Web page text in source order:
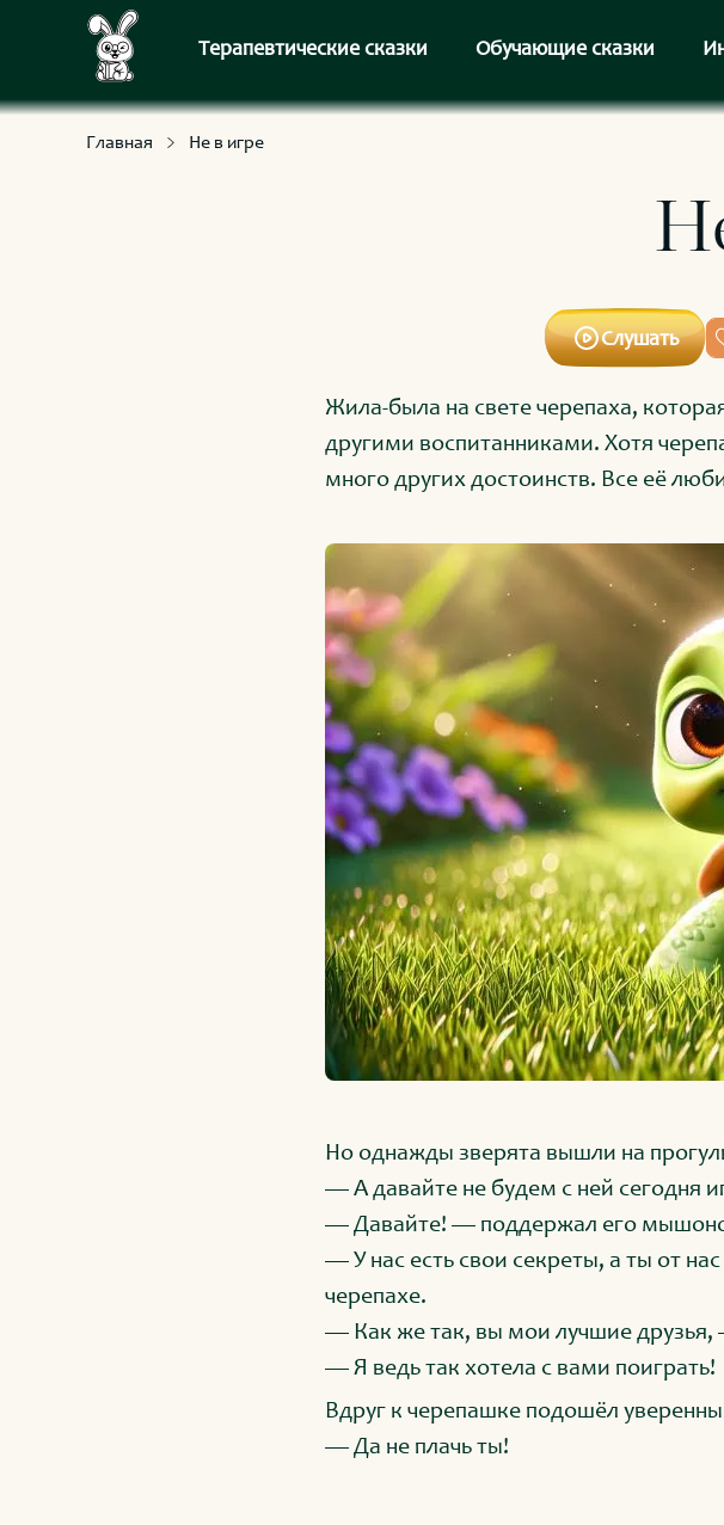
Терапевтические сказки Обучающие сказки
Для умных и любознательных
Главная Не в игре
Слушать
Жила-была на свете черепаха,
другими воспитанниками. Хотя
много других достоинств. Все её
Но однажды зверята вышли на
— А давайте не будем с ней сегодня
— Давайте! — поддержал его
— У нас есть свои секреты, а ты от
черепахе.
— Как же так, вы мои лучшие друзья,
— Я ведь так хотела с вами поиграть!
Вдруг к черепашке подошёл
— Да не плачь ты!